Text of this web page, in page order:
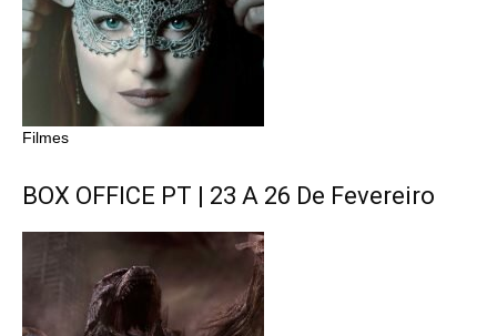
Filmes
BOX OFFICE PT | 23 A 26 De Fevereiro